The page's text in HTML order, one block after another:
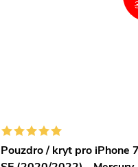
Pouzdro / kryt pro iPhone